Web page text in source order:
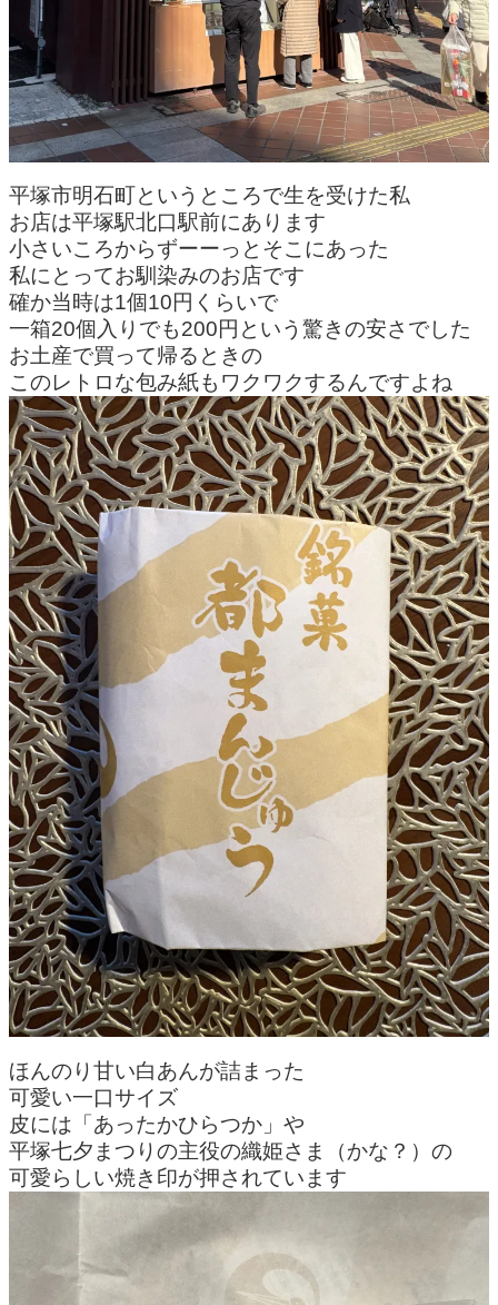
平塚市明石町というところで生を受けた私
お店は平塚駅北口駅前にあります
小さいころからずーーっとそこにあった
私にとってお馴染みのお店です
確か当時は1個10円くらいで
一箱20個入りでも200円という驚きの安さでした
お土産で買って帰るときの
このレトロな包み紙もワクワクするんですよね
ほんのり甘い白あんが詰まった
可愛い一口サイズ
皮には「あったかひらつか」や
平塚七夕まつりの主役の織姫さま（かな？）の
可愛らしい焼き印が押されています